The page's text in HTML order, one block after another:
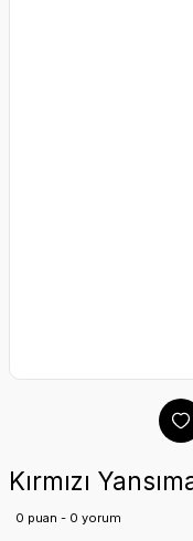
Kırmızı
0 puan - 0 yorum